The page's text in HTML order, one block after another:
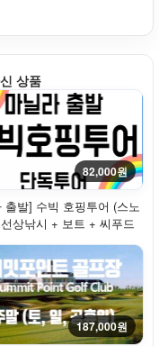
상품
82,000원
출발] 수빅 호핑투어 (스노
상낚시 + 보트 + 씨푸드
187,000원